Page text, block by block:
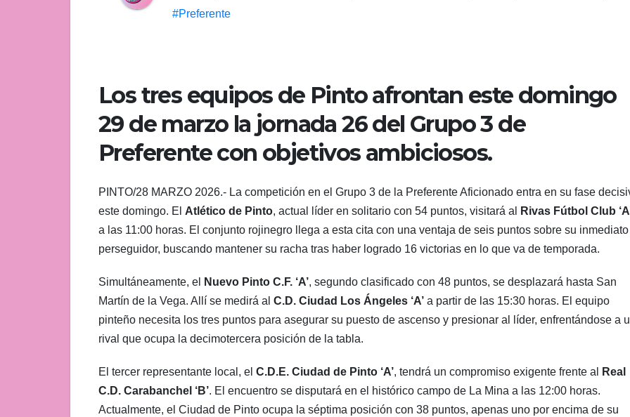
#Preferente
Los tres equipos de Pinto afrontan este domingo
29 de marzo la jornada 26 del Grupo 3 de
Preferente con objetivos ambiciosos.
PINTO/28 MARZO 2026.- La competición en el Grupo 3 de la Preferente Aficionado entra en su fase
este domingo. El Atlético de Pinto, actual líder en solitario con 54 puntos, visitará al
Rivas Fútbol Club
a las 11:00 horas. El conjunto rojinegro llega a esta cita con una ventaja de seis puntos sobre su inmediato
perseguidor, buscando mantener su racha tras haber logrado 16 victorias en lo que va de temporada.
Simultáneamente, el Nuevo Pinto C.F. ‘A’, segundo clasificado con 48 puntos, se desplazará hasta San
Martín de la Vega. Allí se medirá al C.D. Ciudad Los Ángeles ‘A’ a partir de las 15:30 horas. El equipo
pinteño necesita los tres puntos para asegurar su puesto de ascenso y presionar al líder, enfrentándose a
rival que ocupa la decimotercera posición de la tabla.
El tercer representante local, el C.D.E. Ciudad de Pinto ‘A’, tendrá un compromiso exigente frente al
Real
C.D. Carabanchel ‘B’. El encuentro se disputará en el histórico campo de La Mina a las 12:00 horas.
Actualmente, el Ciudad de Pinto ocupa la séptima posición con 38 puntos, apenas uno por encima de su